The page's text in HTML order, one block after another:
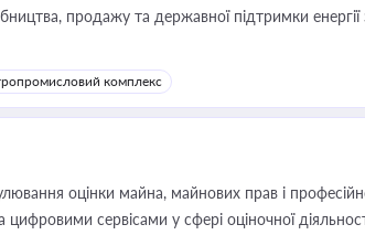
продажу та державної підтримки енергії
комплекс
оцінки майна, майнових прав і
цифровими сервісами у сфері оціночної